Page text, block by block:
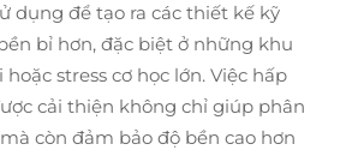
dụng để tạo ra các thiết kế kỹ
bỉ hơn, đặc biệt ở những khu
stress cơ học lớn. Việc hấp
cải thiện không chỉ giúp phân
còn đảm bảo độ bền cao hơn